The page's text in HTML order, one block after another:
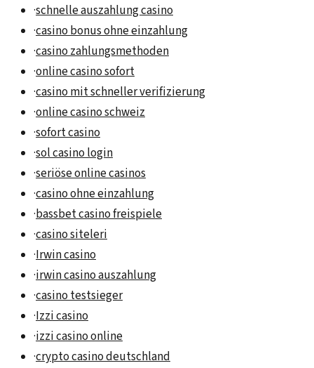
·schnelle auszahlung casino
·casino bonus ohne einzahlung
·casino zahlungsmethoden
·online casino sofort
·casino mit schneller verifizierung
·online casino schweiz
·sofort casino
·sol casino login
·seriöse online casinos
·casino ohne einzahlung
·bassbet casino freispiele
·casino siteleri
·Irwin casino
·irwin casino auszahlung
·casino testsieger
·Izzi casino
·izzi casino online
·crypto casino deutschland